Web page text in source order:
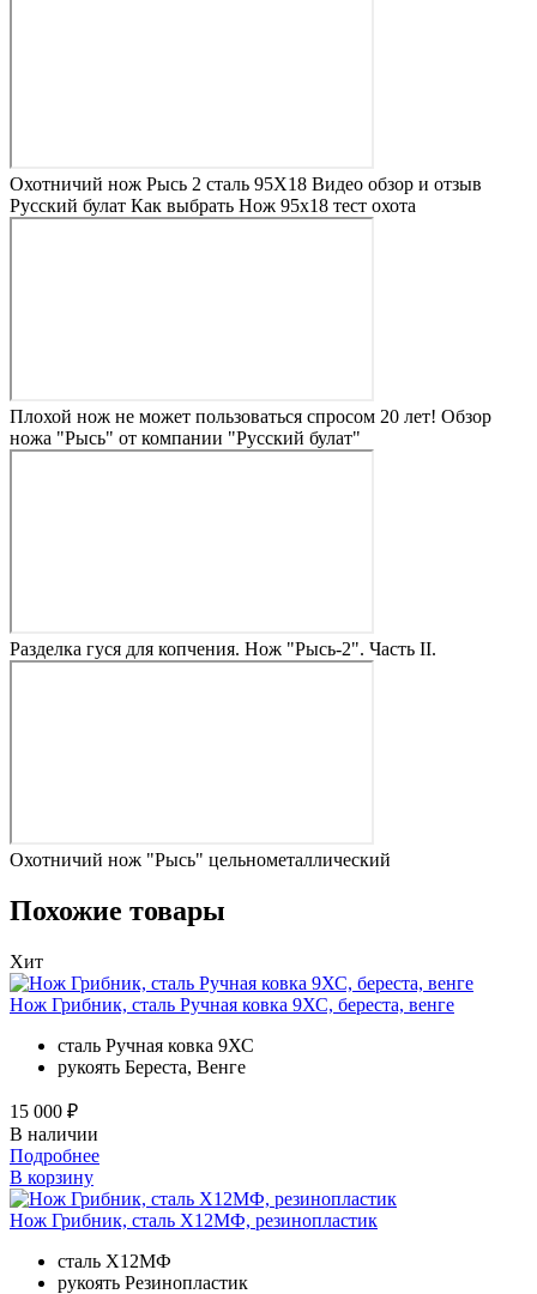
Охотничий нож Рысь 2 сталь 95Х18 Видео обзор и отзыв
Русский булат Как выбрать Нож 95х18 тест охота
Плохой нож не может пользоваться спросом 20 лет! Обзор
ножа "Рысь" от компании "Русский булат"
Разделка гуся для копчения. Нож "Рысь-2". Часть II.
Охотничий нож "Рысь" цельнометаллический
Похожие товары
Хит
Нож Грибник, сталь Ручная ковка 9ХС, береста, венге
сталь Ручная ковка 9ХС
рукоять Береста, Венге
15 000 ₽
В наличии
Подробнее
В корзину
Нож Грибник, сталь Х12МФ, резинопластик
сталь Х12МФ
рукоять Резинопластик